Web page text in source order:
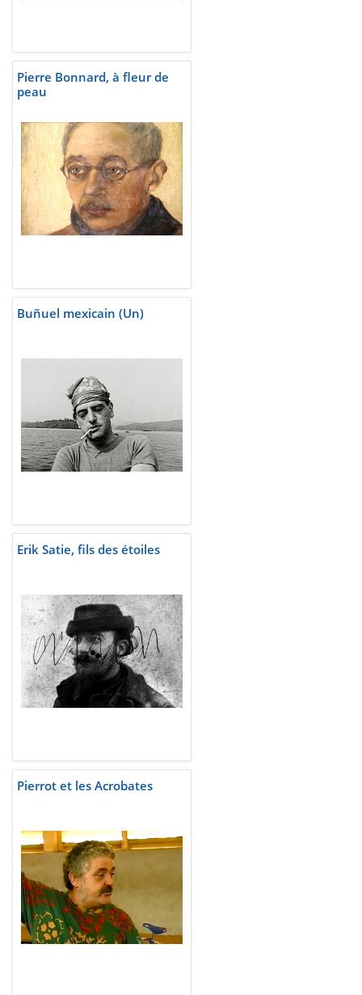
Pierre Bonnard, à fleur de
peau
Buñuel mexicain (Un)
Erik Satie, fils des étoiles
Pierrot et les Acrobates